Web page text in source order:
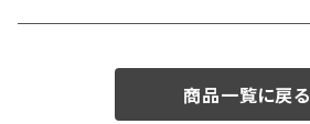
商品一覧に戻る